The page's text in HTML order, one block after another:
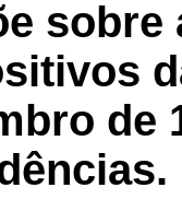
sobre
de